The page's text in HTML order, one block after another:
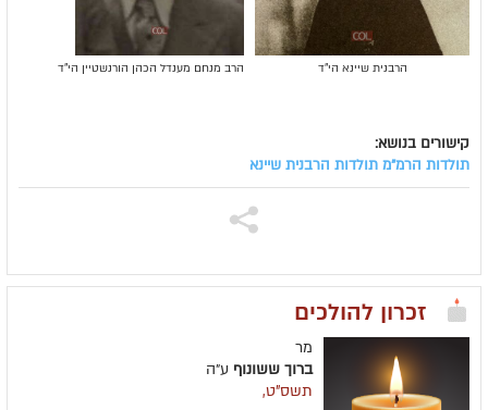
הרבנית שיינא הי"ד הרב מנחם מענדל הכהן הורנשטיין הי"ד
קישורים בנושא:
תולדות הרמ"מ תולדות הרבנית שיינא
זכרון להולכים
מר
ברוך ששונוף ע״ה
תשס"ט,